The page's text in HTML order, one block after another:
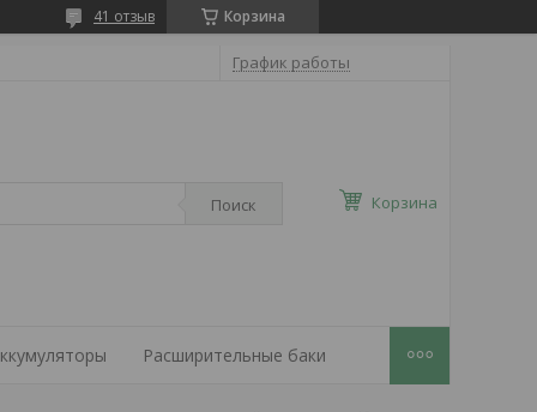
Корзина
41 отзыв
График работы
Поиск Корзина
Расширительные баки